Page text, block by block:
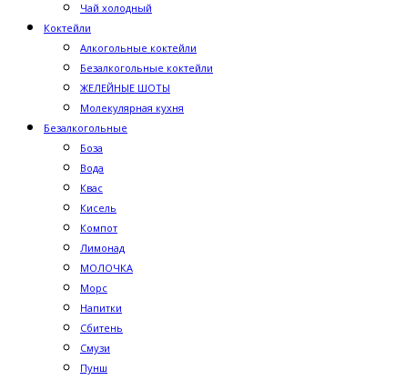
Чай холодный
Коктейли
Алкогольные коктейли
Безалкогольные коктейли
ЖЕЛЕЙНЫЕ ШОТЫ
Молекулярная кухня
Безалкогольные
Боза
Вода
Квас
Кисель
Компот
Лимонад
МОЛОЧКА
Морс
Напитки
Сбитень
Смузи
Пунш